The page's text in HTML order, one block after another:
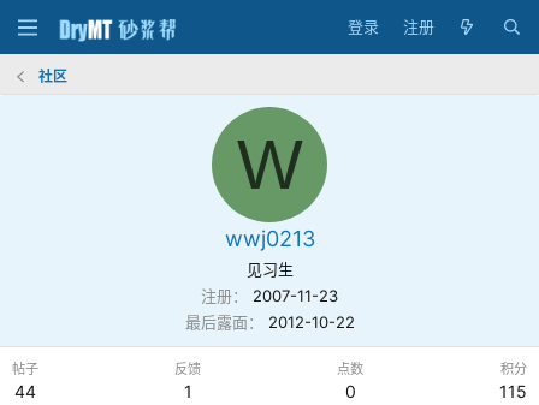
登录 注册
社区
W
wwj0213
见习生
注册
2007-11-23
最后露面
2012-10-22
帖子
44
反馈
1
点数
0
积分
115